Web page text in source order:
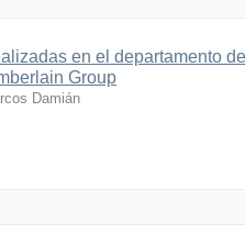
en el departamento
Group
Damián